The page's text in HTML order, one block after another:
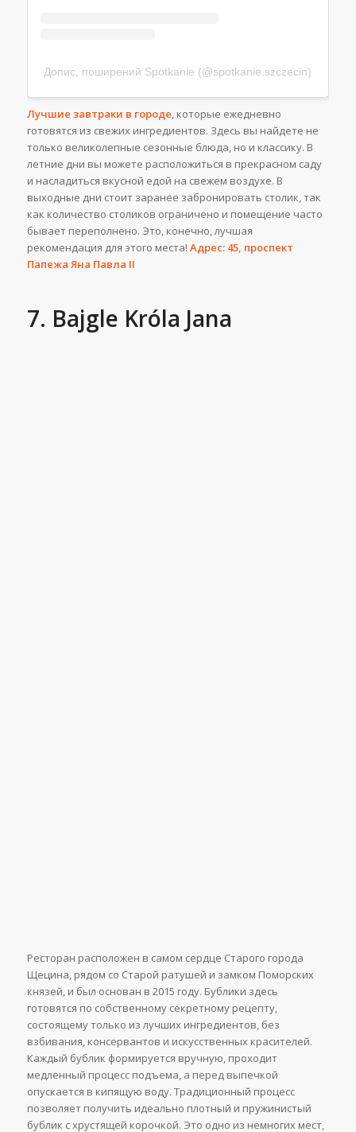
Допис, поширений Spotkanie (@spotkanie.szczecin)
Лучшие завтраки в городе, которые ежедневно
готовятся из свежих ингредиентов. Здесь вы найдете не
только великолепные сезонные блюда, но и классику. В
летние дни вы можете расположиться в прекрасном саду
и насладиться вкусной едой на свежем воздухе. В
выходные дни стоит заранее забронировать столик, так
как количество столиков ограничено и помещение часто
бывает переполнено. Это, конечно, лучшая
рекомендация для этого места! Адрес: 45, проспект
Папежа Яна Павла II
7. Bajgle Króla Jana
Ресторан расположен в самом сердце Старого города
Щецина, рядом со Старой ратушей и замком Поморских
князей, и был основан в 2015 году. Бублики здесь
готовятся по собственному секретному рецепту,
состоящему только из лучших ингредиентов, без
взбивания, консервантов и искусственных красителей.
Каждый бублик формируется вручную, проходит
медленный процесс подъема, а перед выпечкой
опускается в кипящую воду. Традиционный процесс
позволяет получить идеально плотный и пружинистый
бублик с хрустящей корочкой. Это одно из немногих мест,